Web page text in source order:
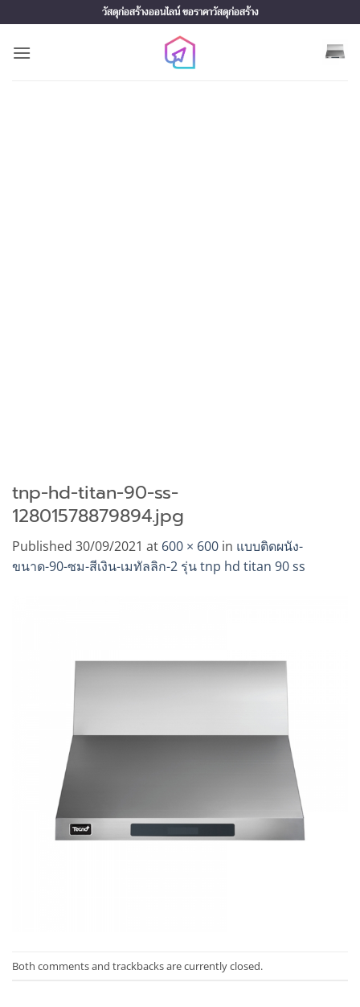
to
content
วัสดุก่อสร้างออนไลน์ ขอราคาวัสดุก่อสร้าง
tnp-hd-titan-90-ss-
12801578879894.jpg
Published 30/09/2021 at 600 × 600 in แบบติดผนัง-
ขนาด-90-ซม-สีเงิน-เมทัลลิก-2 รุ่น tnp hd titan 90 ss
Both comments and trackbacks are currently closed.